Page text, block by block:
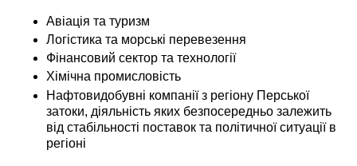
Авіація та туризм
Логістика та морські перевезення
Фінансовий сектор та технології
Хімічна промисловість
Нафтовидобувні компанії з регіону Перської
затоки, діяльність яких безпосередньо залежить
від стабільності поставок та політичної ситуації в
регіоні